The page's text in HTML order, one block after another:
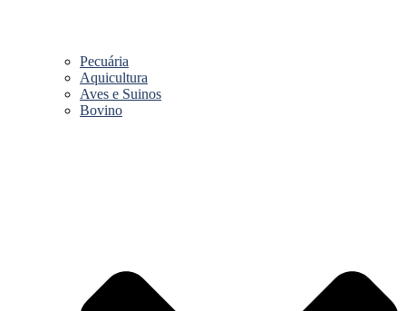
Pecuária
Aquicultura
Aves e Suinos
Bovino